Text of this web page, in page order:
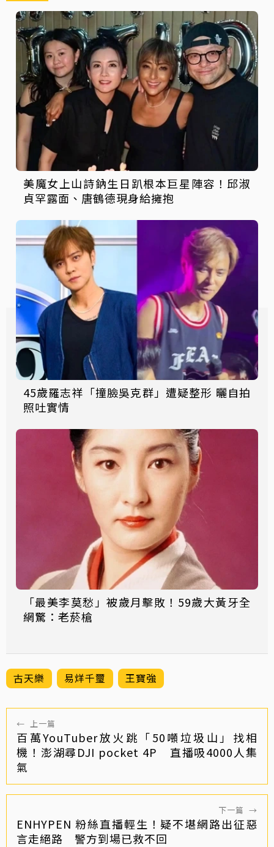
美魔女上山詩鈉生日趴根本巨星陣容！邱淑
貞罕露面、唐鶴德現身給擁抱
45歲羅志祥「撞臉吳克群」遭疑整形 曬自拍
照吐實情
「最美李莫愁」被歲月擊敗！59歲大黃牙全
網驚：老菸槍
古天樂 易烊千璽 王寶強
← 上一篇
百萬YouTuber放火跳「50噸垃圾山」找相
機！澎湖尋DJI pocket 4P 直播吸4000人集
氣
下一篇 →
ENHYPEN 粉絲直播輕生！疑不堪網路出征惡
言走絕路 警方到場已救不回